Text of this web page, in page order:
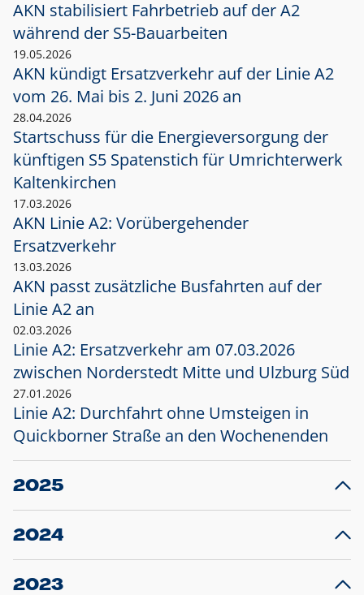
AKN stabilisiert Fahrbetrieb auf der A2
während der S5-Bauarbeiten
19.05.2026
AKN kündigt Ersatzverkehr auf der Linie A2
vom 26. Mai bis 2. Juni 2026 an
28.04.2026
Startschuss für die Energieversorgung der
künftigen S5 Spatenstich für Umrichterwerk
Kaltenkirchen
17.03.2026
AKN Linie A2: Vorübergehender
Ersatzverkehr
13.03.2026
AKN passt zusätzliche Busfahrten auf der
Linie A2 an
02.03.2026
Linie A2: Ersatzverkehr am 07.03.2026
zwischen Norderstedt Mitte und Ulzburg Süd
27.01.2026
Linie A2: Durchfahrt ohne Umsteigen in
Quickborner Straße an den Wochenenden
2025
23.12.2025
Projekt S5: Start der Bauarbeiten am
2024
10.12.2024
Großprojekt S5: Sperrung der Bahnstraße in
2023